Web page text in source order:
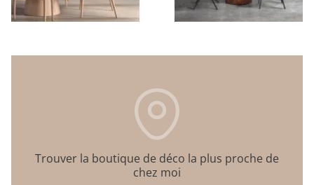
Trouver la boutique de déco la plus proche de
chez moi